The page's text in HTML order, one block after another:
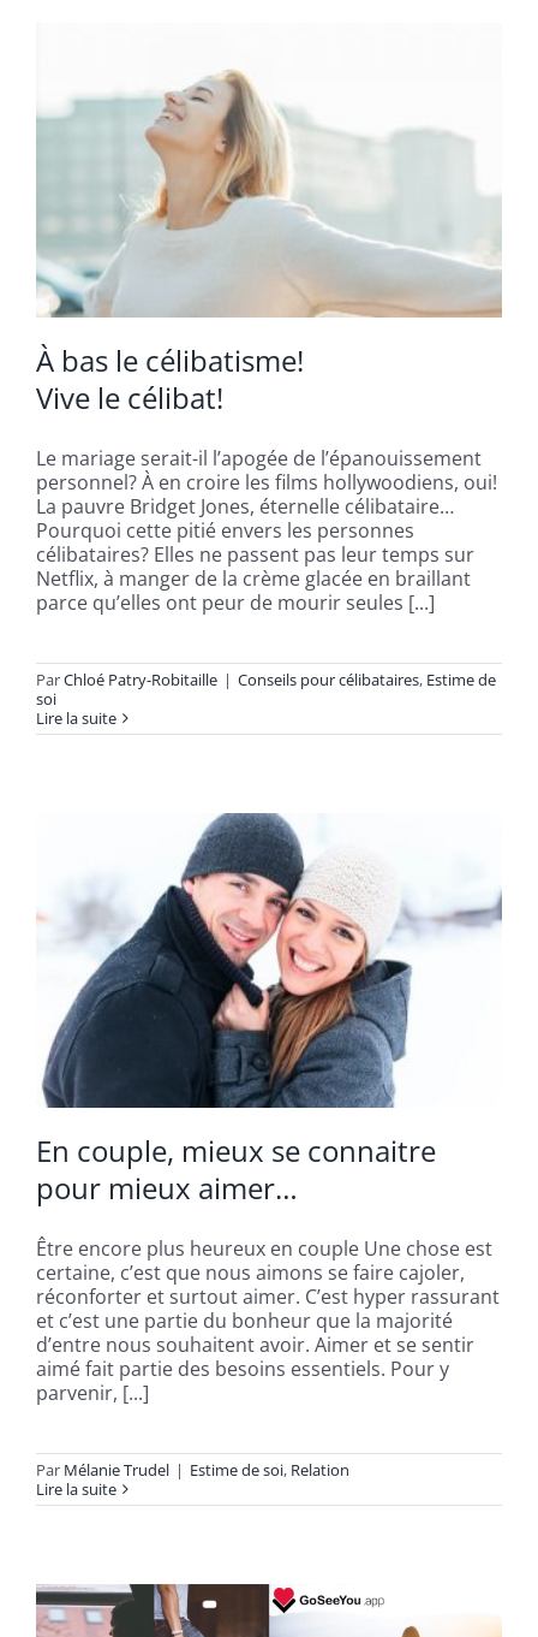
À bas le célibatisme!
Vive le célibat!
Le mariage serait-il l’apogée de l’épanouissement
personnel? À en croire les films hollywoodiens, oui!
La pauvre Bridget Jones, éternelle célibataire…
Pourquoi cette pitié envers les personnes
célibataires? Elles ne passent pas leur temps sur
Netflix, à manger de la crème glacée en braillant
parce qu’elles ont peur de mourir seules [...]
ParChloé Patry-Robitaille | Conseils pour célibataires, Estime de
soi
Lire la suite
En couple, mieux se connaitre
pour mieux aimer…
Être encore plus heureux en couple Une chose est
certaine, c’est que nous aimons se faire cajoler,
réconforter et surtout aimer. C’est hyper rassurant
et c’est une partie du bonheur que la majorité
d’entre nous souhaitent avoir. Aimer et se sentir
aimé fait partie des besoins essentiels. Pour y
parvenir, [...]
Par Mélanie Trudel | Estime de soi, Relation
Lire la suite